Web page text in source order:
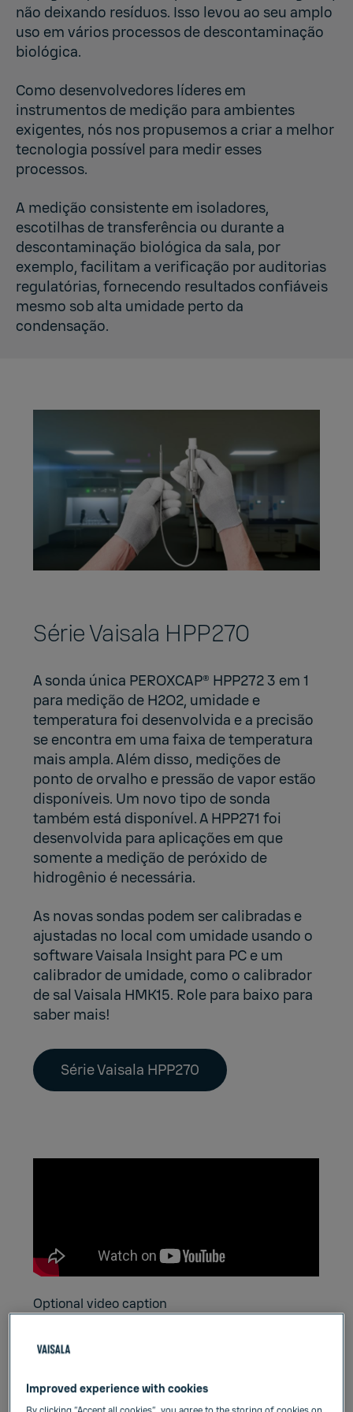
não deixando resíduos. Isso levou ao seu amplo
uso em vários processos de descontaminação
biológica.
Como desenvolvedores líderes em
instrumentos de medição para ambientes
exigentes, nós nos propusemos a criar a melhor
tecnologia possível para medir esses
processos.
A medição consistente em isoladores,
escotilhas de transferência ou durante a
descontaminação biológica da sala, por
exemplo, facilitam a verificação por auditorias
regulatórias, fornecendo resultados confiáveis
mesmo sob alta umidade perto da
condensação.
Série Vaisala HPP270
A sonda única PEROXCAP® HPP272 3 em 1
para medição de H2O2, umidade e
temperatura foi desenvolvida e a precisão
se encontra em uma faixa de temperatura
mais ampla. Além disso, medições de
ponto de orvalho e pressão de vapor estão
disponíveis. Um novo tipo de sonda
também está disponível. A HPP271 foi
desenvolvida para aplicações em que
somente a medição de peróxido de
hidrogênio é necessária.
As novas sondas podem ser calibradas e
ajustadas no local com umidade usando o
software Vaisala Insight para PC e um
calibrador de umidade, como o calibrador
de sal Vaisala HMK15. Role para baixo para
saber mais!
Série Vaisala HPP270
Optional video caption
Fácil Calibração
Na biodescontaminação, pode ser difícil
Improved experience with cookies